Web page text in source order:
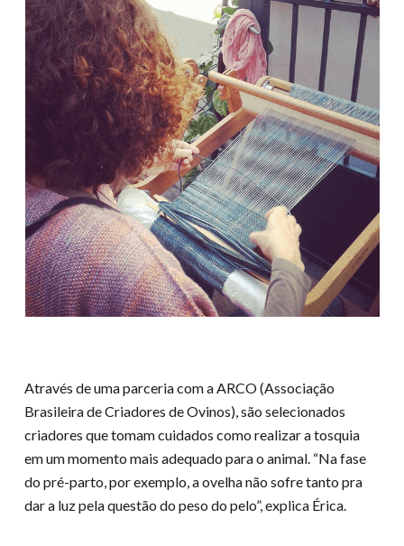
Através de uma parceria com a ARCO (Associação
Brasileira de Criadores de Ovinos), são selecionados
criadores que tomam cuidados como realizar a tosquia
em um momento mais adequado para o animal. “Na fase
do pré-parto, por exemplo, a ovelha não sofre tanto pra
dar a luz pela questão do peso do pelo”, explica Érica.